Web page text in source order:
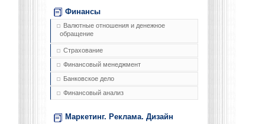
Финансы
Валютные отношения и денежное
обращение
Страхование
Финансовый менеджмент
Банковское дело
Финансовый анализ
Маркетинг. Реклама. Дизайн